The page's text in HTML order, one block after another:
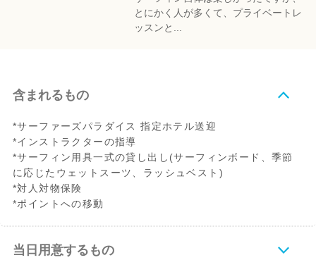
とにかく人が多くて、プライベートレ
ッスンと...
含まれるもの
*サーファーズパラダイス 指定ホテル送迎
*インストラクターの指導
*サーフィン用具一式の貸し出し(サーフィンボード、季節
に応じたウェットスーツ、ラッシュベスト)
*対人対物保険
*ポイントへの移動
当日用意するもの